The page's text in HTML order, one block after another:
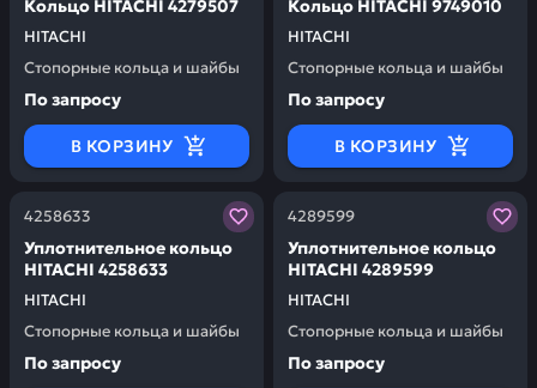
HITACHI
Кольцо HITACHI 4279507
Стопорные кольца и шайбы
По запросу
В КОРЗИНУ
HITACHI
Кольцо HITACHI 9749010
Стопорные кольца и шайбы
По запросу
В КОРЗИНУ
4258633
HITACHI
Уплотнительное кольцо
HITACHI 4258633
Стопорные кольца и шайбы
Заказывая запчасти у нас, вы получаете гарантию
По запросу
4289599
HITACHI
Уплотнительное кольцо
HITACHI 4289599
Стопорные кольца и шайбы
Заказывая запчасти у
По запросу